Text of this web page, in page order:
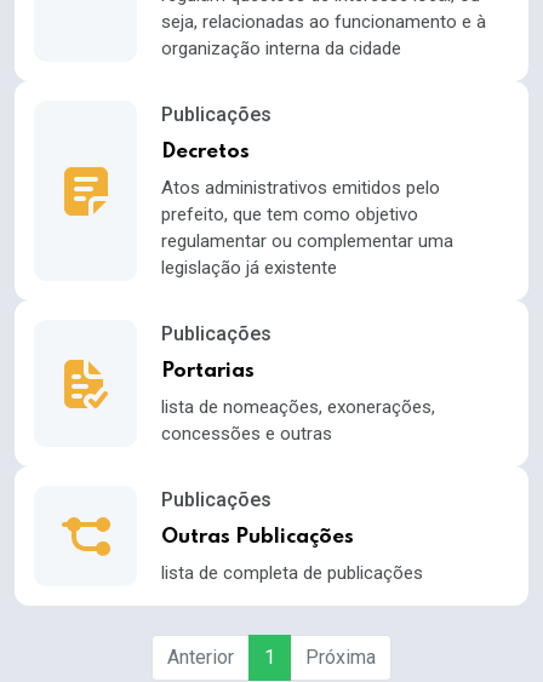
seja, relacionadas ao funcionamento e à
organização interna da cidade
Publicações
Decretos
Atos administrativos emitidos pelo
prefeito, que tem como objetivo
regulamentar ou complementar uma
legislação já existente
Publicações
Portarias
lista de nomeações, exonerações,
concessões e outras
Publicações
Outras Publicações
lista de completa de publicações
Anterior 1 Próxima